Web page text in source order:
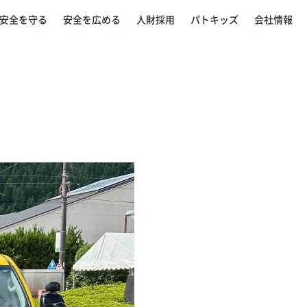
安全を守る 安全を広める 人財採用 パトキッズ 会社情報